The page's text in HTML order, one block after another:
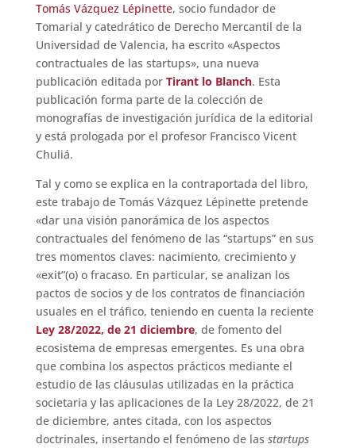
Tomás Vázquez Lépinette, socio fundador de
Tomarial y catedrático de Derecho Mercantil de la
Universidad de Valencia, ha escrito «Aspectos
contractuales de las startups», una nueva
publicación editada por Tirant lo Blanch. Esta
publicación forma parte de la colección de
monografías de investigación jurídica de la editorial
y está prologada por el profesor Francisco Vicent
Chuliá.
Tal y como se explica en la contraportada del libro,
este trabajo de Tomás Vázquez Lépinette pretende
«dar una visión panorámica de los aspectos
contractuales del fenómeno de las “startups” en sus
tres momentos claves: nacimiento, crecimiento y
«exit”(o) o fracaso. En particular, se analizan los
pactos de socios y de los contratos de financiación
usuales en el tráfico, teniendo en cuenta la reciente
Ley 28/2022, de 21 diciembre, de fomento del
ecosistema de empresas emergentes. Es una obra
que combina los aspectos prácticos mediante el
estudio de las cláusulas utilizadas en la práctica
societaria y las aplicaciones de la Ley 28/2022, de 21
de diciembre, antes citada, con los aspectos
doctrinales, insertando el fenómeno de las startups